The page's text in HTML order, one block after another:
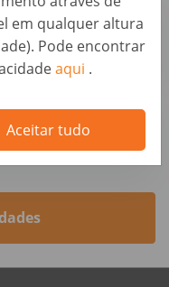
em qualquer altura
Pode encontrar
aqui .
Aceitar tudo
(H/F)
(H/F)